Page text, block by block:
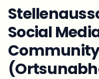
Social